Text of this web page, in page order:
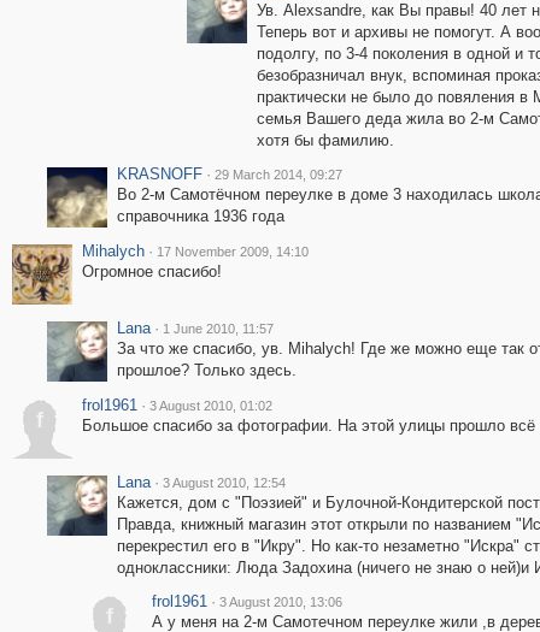
Ув. Alexsandre, как Вы правы! 40 лет
Теперь вот и архивы не помогут. А
подолгу, по 3-4 поколения в одной и
безобразничал внук, вспоминая
практически не было до повяления
семья Вашего деда жила во 2-м
хотя бы фамилию.
KRASNOFF · 29 March 2014, 09:27
Во 2-м Самотёчном переулке в доме 3 находилась
справочника 1936 года
Mihalych · 17 November 2009, 14:10
Огромное спасибо!
Lana · 1 June 2010, 11:57
За что же спасибо, ув. Mihalych! Где же можно еще так
прошлое? Только здесь.
f
frol1961 · 3 August 2010, 01:02
Большое спасибо за фотографии. На этой улицы прошло
Lana · 3 August 2010, 12:54
Кажется, дом с "Поэзией" и Булочной-Кондитерской
Правда, книжный магазин этот открыли по названием
перекрестил его в "Икру". Но как-то незаметно "Искра"
одноклассники: Люда Задохина (ничего не знаю о
f
frol1961 · 3 August 2010, 13:06
А у меня на 2-м Самотечном переулке жили ,в